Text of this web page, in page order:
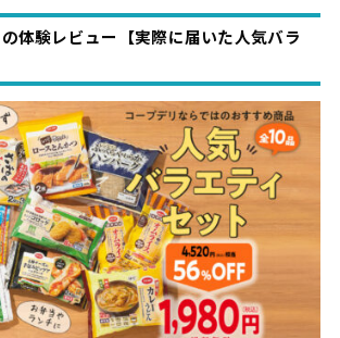
体験レビュー【実際に届いた人気バラ